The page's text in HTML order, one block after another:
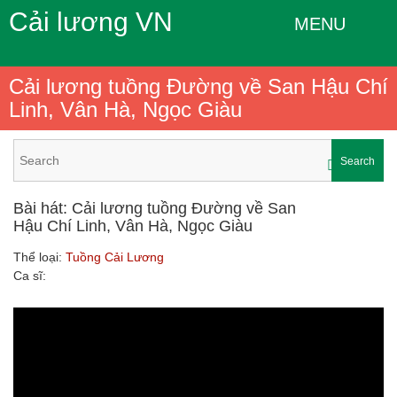
Cải lương VN MENU
Cải lương tuồng Đường về San Hậu Chí
Linh, Vân Hà, Ngọc Giàu
Search
Bài hát: Cải lương tuồng Đường về San
Hậu Chí Linh, Vân Hà, Ngọc Giàu
Thể loại: Tuồng Cải Lương
Ca sĩ: